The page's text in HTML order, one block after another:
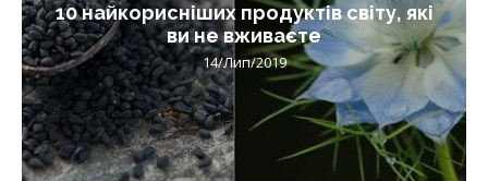
10 найкорисніших продуктів світу, які
ви не вживаєте
14/Лип/2019